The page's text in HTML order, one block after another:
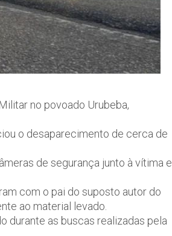
no povoado Urubeba,
o desaparecimento de cerca de
de segurança junto à vítima e
com o pai do suposto autor do
ao material levado.
durante as buscas realizadas pela